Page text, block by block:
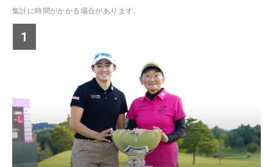
集計に時間がかかる場合があります。
1